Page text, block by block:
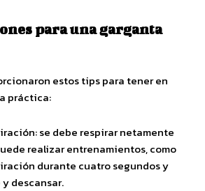
para una garganta
estos tips para tener en
práctica:
se debe respirar netamente
realizar entrenamientos, como
durante cuatro segundos y
descansar.